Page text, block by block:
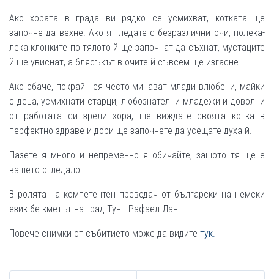
Ако хората в града ви рядко се усмихват, котката ще
започне да вехне. Ако я гледате с безразлични очи, полека-
лека клонките по тялото й ще започнат да съхнат, мустаците
й ще увиснат, а блясъкът в очите й съвсем ще изгасне.
Ако обаче, покрай нея често минават млади влюбени, майки
с деца, усмихнати старци, любознателни младежи и доволни
от работата си зрели хора, ще виждате своята котка в
перфектно здраве и дори ще започнете да усещате духа й.
Пазете я много и непременно я обичайте, защото тя ще е
вашето огледало!"
В ролята на компетентен преводач от български на немски
език бе кметът на град Тун - Рафаел Ланц.
Повече снимки от събитието може да видите тук.